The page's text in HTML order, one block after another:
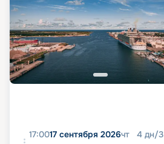
17:0017 сентября 2026чт 4 дн/3